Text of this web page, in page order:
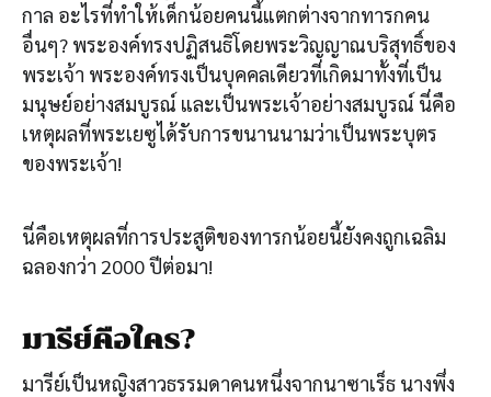
กาล อะไรที่ทำให้เด็กน้อยคนนี้แตกต่างจากทารกคน
อื่นๆ? พระองค์ทรงปฏิสนธิโดยพระวิญญาณบริสุทธิ์ของ
พระเจ้า พระองค์ทรงเป็นบุคคลเดียวที่เกิดมาทั้งที่เป็น
มนุษย์อย่างสมบูรณ์ และเป็นพระเจ้าอย่างสมบูรณ์ นี่คือ
เหตุผลที่พระเยซูได้รับการขนานนามว่าเป็นพระบุตร
ของพระเจ้า!
นี่คือเหตุผลที่การประสูติของทารกน้อยนี้ยังคงถูกเฉลิม
ฉลองกว่า 2000 ปีต่อมา!
มารีย์คือใคร?
มารีย์เป็นหญิงสาวธรรมดาคนหนึ่งจากนาซาเร็ธ นางพึ่ง